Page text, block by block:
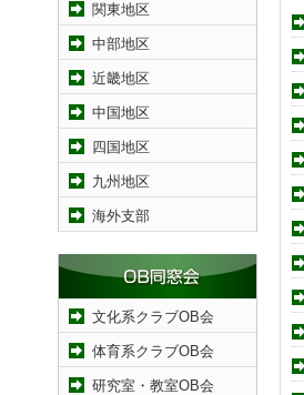
関東地区
中部地区
近畿地区
中国地区
四国地区
九州地区
海外支部
文化系クラブOB会
体育系クラブOB会
研究室・教室OB会